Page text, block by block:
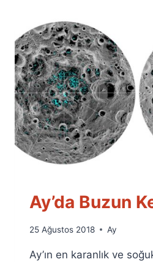
Ay’da Buzun
By
Fuat
25 Ağustos 2018 Ay
Ay’ın en karanlık ve